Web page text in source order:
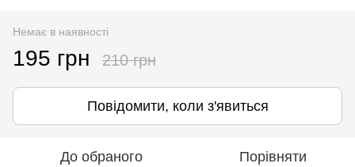
Немає в наявності
195 грн 210 грн
Повідомити, коли з'явиться
До обраного Порівняти